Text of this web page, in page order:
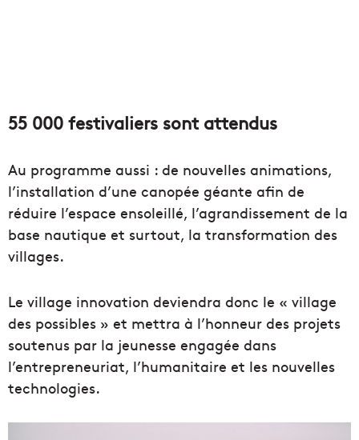
55 000 festivaliers sont attendus
Au programme aussi : de nouvelles animations,
l’installation d’une canopée géante afin de
réduire l’espace ensoleillé, l’agrandissement de la
base nautique et surtout, la transformation des
villages.
Le village innovation deviendra donc le « village
des possibles » et mettra à l’honneur des projets
soutenus par la jeunesse engagée dans
l’entrepreneuriat, l’humanitaire et les nouvelles
technologies.